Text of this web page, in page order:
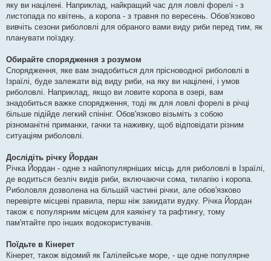
яку ви націлені. Наприклад, найкращий час для ловлі форелі - з
листопада по квітень, а коропа - з травня по вересень. Обов'язково
вивчіть сезони риболовлі для обраного вами виду риби перед тим, як
планувати поїздку.
Обирайте спорядження з розумом
Спорядження, яке вам знадобиться для прісноводної риболовлі в
Ізраїлі, буде залежати від виду риби, на яку ви націлені, і умов
риболовлі. Наприклад, якщо ви ловите коропа в озері, вам
знадобиться важке спорядження, тоді як для ловлі форелі в річці
більше підійде легкий спінінг. Обов'язково візьміть з собою
різноманітні приманки, гачки та наживку, щоб відповідати різним
ситуаціям риболовлі.
Дослідіть річку Йордан
Річка Йордан - одне з найпопулярніших місць для риболовлі в Ізраїлі,
де водиться безліч видів риби, включаючи сома, тилапію і коропа.
Риболовля дозволена на більшій частині річки, але обов'язково
перевірте місцеві правила, перш ніж закидати вудку. Річка Йордан
також є популярним місцем для каякінгу та рафтингу, тому
пам'ятайте про інших водокористувачів.
Поїдьте в Кінерет
Кінерет, також відомий як Галілейське море, - ще одне популярне